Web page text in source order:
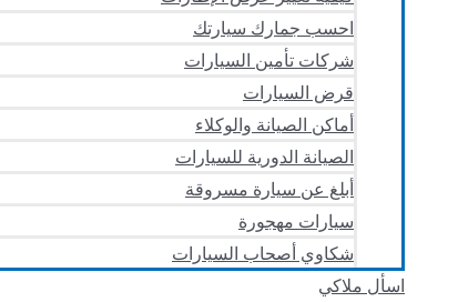
احسب جمارك سيارتك
شركات تأمين السيارات
قرض السيارات
أماكن الصيانة والوكلاء
الصيانة الدورية للسيارات
أبلغ عن سيارة مسروقة
سيارات مهجورة
شكاوي أصحاب السيارات
اسأل ملاكي